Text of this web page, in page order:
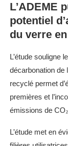
alimentaire
atteindre la
L’ADEME
potentiel
du verre
L’étude souligne
décarbonation de
recyclé permet
premières et
émissions de
L’étude met en